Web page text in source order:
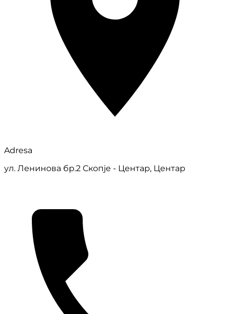
Adresa
ул. Ленинова бр.2 Скопје - Центар, Центар